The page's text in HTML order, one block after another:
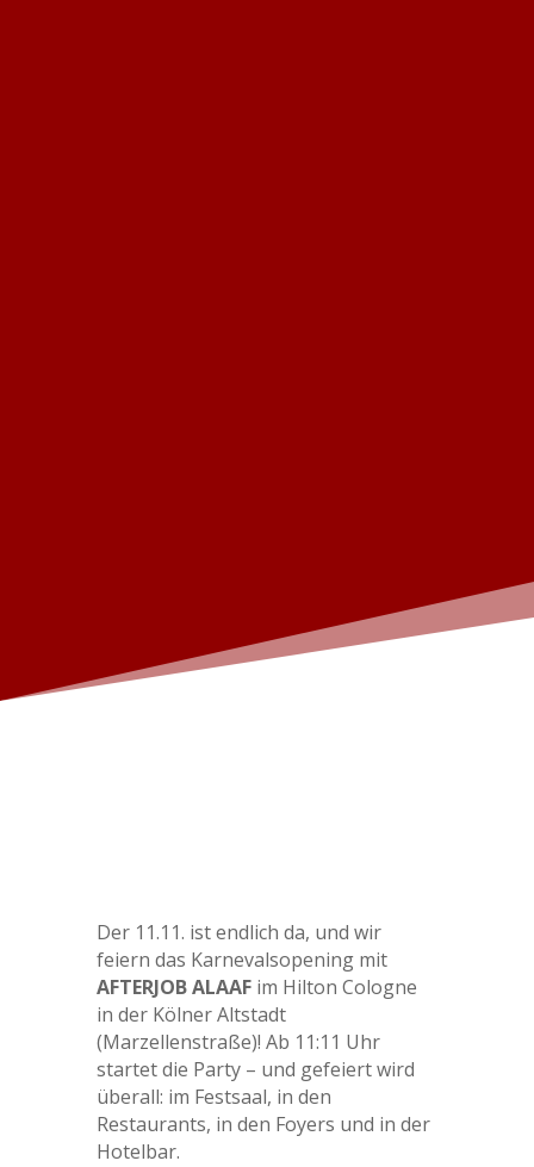
Der 11.11. ist endlich da, und wir
feiern das Karnevalsopening mit
AFTERJOB ALAAFim Hilton Cologne
in der Kölner Altstadt
(Marzellenstraße)! Ab 11:11 Uhr
startet die Party – und gefeiert wird
überall: im Festsaal, in den
Restaurants, in den Foyers und in der
Hotelbar.